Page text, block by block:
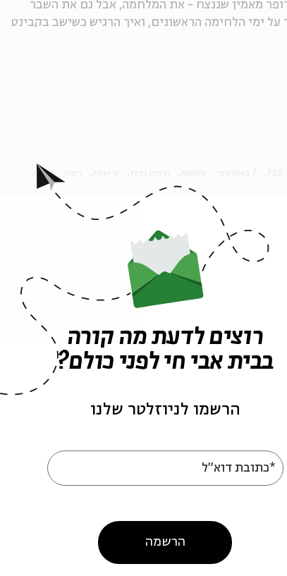
חבר הכנסת חילי טרופר מאמין שננצח - את המלחמה, אבל גם את השבר
ימי הלחימה הראשונים, ואיך הרגיש כשישב בקבינט
אבלות
פרקים נוספים בסדרה
אותי: רוני קובן וגדי מוזס
האור בקצה עם רוני קובן
רוצים לדעת מה קורה
בבית אבי חי לפני כולם?
הרשמו לניוזלטר שלנו
*כתובת דוא"ל
הרשמה